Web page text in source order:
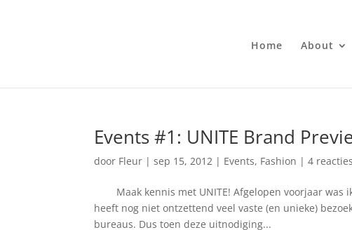
Home About
Events #1: UNITE Brand
door Fleur |sep 15, 2012 | Events, Fashion |4 reacties
Maak kennis met UNITE! Afgelopen voorjaar was
heeft nog niet ontzettend veel vaste (en unieke)
bureaus. Dus toen deze uitnodiging...